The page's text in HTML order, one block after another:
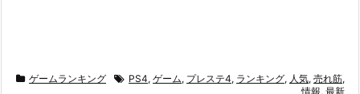
ゲームランキング PS4, ゲーム, プレステ4, ランキング, 人気, 売れ筋,
情報, 最新